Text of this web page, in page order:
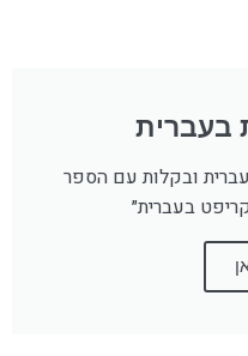
בעברית
ובקלות עם הספר
בעברית״